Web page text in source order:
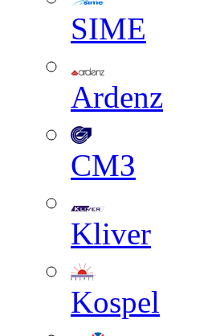
SIME
Ardenz
СМЗ
Kliver
Kospel